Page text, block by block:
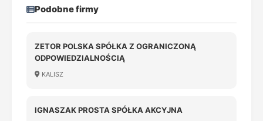
Podobne firmy
ZETOR POLSKA SPÓŁKA Z OGRANICZONĄ
ODPOWIEDZIALNOŚCIĄ
KALISZ
IGNASZAK PROSTA SPÓŁKA AKCYJNA